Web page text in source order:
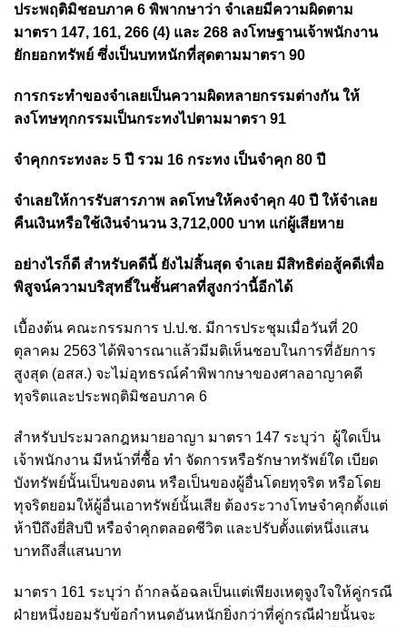
ประพฤติมิชอบภาค 6 พิพากษาว่า จำเลยมีความผิดตาม
มาตรา 147, 161, 266 (4) และ 268 ลงโทษฐานเจ้าพนักงาน
ยักยอกทรัพย์ ซึ่งเป็นบทหนักที่สุดตามมาตรา 90
การกระทำของจำเลยเป็นความผิดหลายกรรมต่างกัน ให้
ลงโทษทุกกรรมเป็นกระทงไปตามมาตรา 91
จำคุกกระทงละ 5 ปี รวม 16 กระทง เป็นจำคุก 80 ปี
จำเลยให้การรับสารภาพ ลดโทษให้คงจำคุก 40 ปี ให้จำเลย
คืนเงินหรือใช้เงินจำนวน 3,712,000 บาท แก่ผู้เสียหาย
อย่างไรก็ดี สำหรับคดีนี้ ยังไม่สิ้นสุด จำเลย มีสิทธิต่อสู้คดีเพื่อ
พิสูจน์ความบริสุทธิ์ในชั้นศาลที่สูงกว่านี้อีกได้
เบื้องต้น คณะกรรมการ ป.ป.ช. มีการประชุมเมื่อวันที่ 20
ตุลาคม 2563 ได้พิจารณาแล้วมีมติเห็นชอบในการที่อัยการ
สูงสุด (อสส.) จะไม่อุทธรณ์คำพิพากษาของศาลอาญาคดี
ทุจริตและประพฤติมิชอบภาค 6
สำหรับประมวลกฎหมายอาญา มาตรา 147 ระบุว่า ผู้ใดเป็น
เจ้าพนักงาน มีหน้าที่ซื้อ ทำ จัดการหรือรักษาทรัพย์ใด เบียด
บังทรัพย์นั้นเป็นของตน หรือเป็นของผู้อื่นโดยทุจริต หรือโดย
ทุจริตยอมให้ผู้อื่นเอาทรัพย์นั้นเสีย ต้องระวางโทษจำคุกตั้งแต่
ห้าปีถึงยี่สิบปี หรือจำคุกตลอดชีวิต และปรับตั้งแต่หนึ่งแสน
บาทถึงสี่แสนบาท
มาตรา 161 ระบุว่า ถ้ากลฉ้อฉลเป็นแต่เพียงเหตุจูงใจให้คู่กรณี
ฝ่ายหนึ่งยอมรับข้อกำหนดอันหนักยิ่งกว่าที่คู่กรณีฝ่ายนั้นจะ